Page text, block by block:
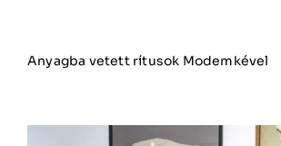
Anyagba vetett rítusok Modemkével